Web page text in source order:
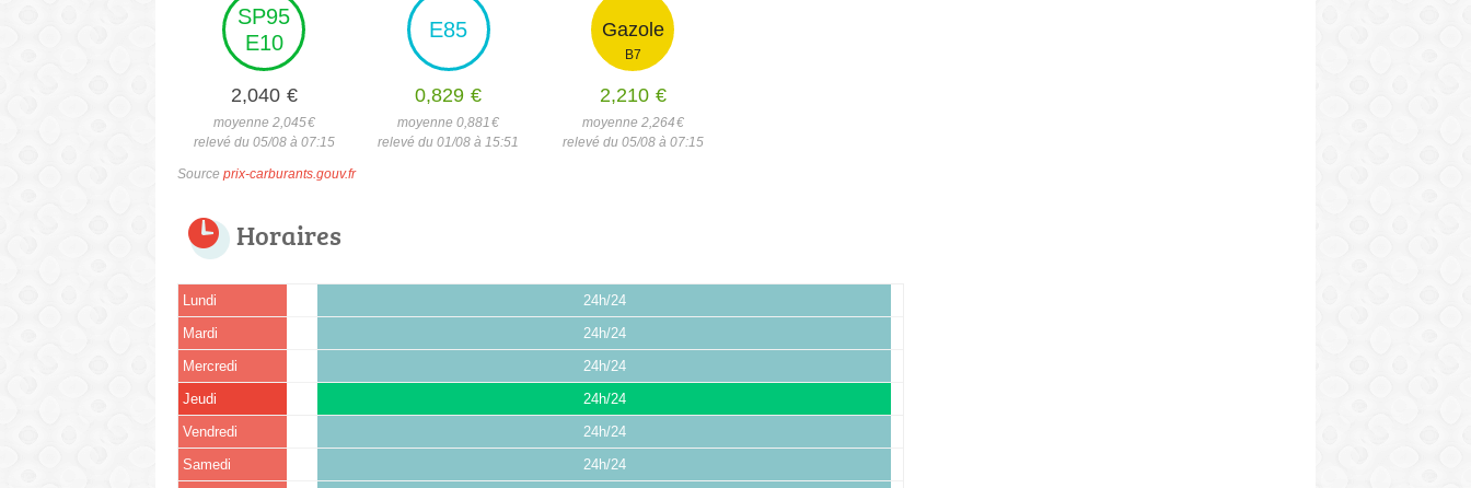
SP95
E10
2,040 €
moyenne 2,045€
relevé du 05/08 à 07:15
E85
0,829 €
moyenne 0,881 €
relevé du 01/08 à 15:51
Gazole
B7
2,210 €
moyenne 2,264€
relevé du 05/08 à 07:15
Source prix-carburants.gouv.fr
Horaires
Lundi 24h/24
Mardi 24h/24
Mercredi 24h/24
Jeudi 24h/24
Vendredi 24h/24
Samedi 24h/24